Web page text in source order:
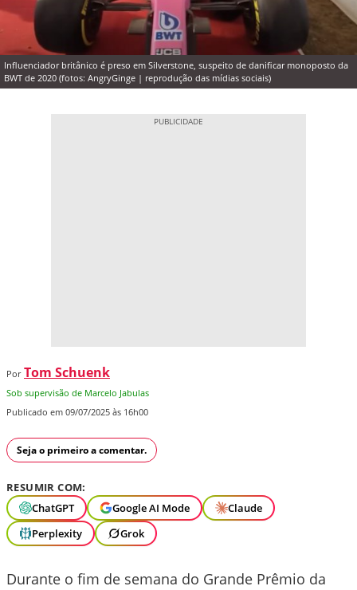
Influenciador britânico é preso em Silverstone, suspeito de danificar monoposto da
BWT de 2020 (fotos: AngryGinge | reprodução das mídias sociais)
Por Tom Schuenk
Sob supervisão de Marcelo Jabulas
Publicado em 09/07/2025 às 16h00
Seja o primeiro a comentar.
RESUMIR COM:
ChatGPT
Google AI Mode
Claude
Perplexity
Grok
Durante o fim de semana do Grande Prêmio da